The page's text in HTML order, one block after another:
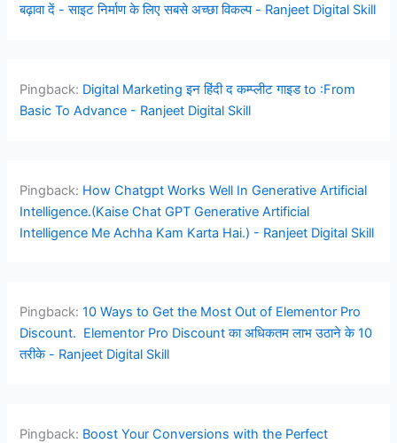
बढ़ावा दें - साइट निर्माण के लिए सबसे अच्छा विकल्प - Ranjeet Digital Skill
Pingback: Digital Marketing इन हिंदी द कम्प्लीट गाइड to :From
Basic To Advance - Ranjeet Digital Skill
Pingback: How Chatgpt Works Well In Generative Artificial
Intelligence.(Kaise Chat GPT Generative Artificial
Intelligence Me Achha Kam Karta Hai.) - Ranjeet Digital Skill
Pingback:10 Ways to Get the Most Out of Elementor Pro
Discount. Elementor Pro Discount का अधिकतम लाभ उठाने के 10
तरीके - Ranjeet Digital Skill
Pingback: Boost Your Conversions with the Perfect